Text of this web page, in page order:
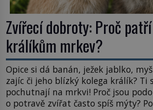
Zvířecí dobroty: Proč
králíkům mrkev?
Opice si dá banán, ježek jablko,
zajíc či jeho blízký kolega králík? Ti
pochutnají na mrkvi! Proč jsou
o potravě zvířat často spíš mýty?